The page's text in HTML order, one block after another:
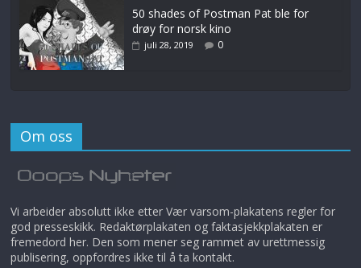
50 shades of Postman Pat ble for
drøy for norsk kino
juli 28, 2019 0
Om oss
Vi arbeider absolutt ikke etter Vær varsom-plakatens regler for
god presseskikk. Redaktørplakaten og faktasjekkplakaten er
fremedord her. Den som mener seg rammet av urettmessig
publisering, oppfordres ikke til å ta kontakt.